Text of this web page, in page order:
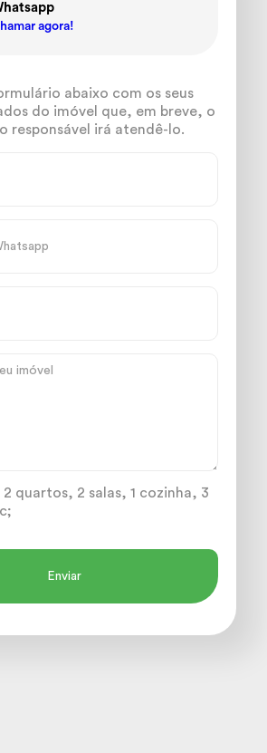
agora!
abaixo com os seus
do imóvel que, em breve, o
responsável irá atendê-lo.
2 quartos, 2 salas, 1 cozinha, 3